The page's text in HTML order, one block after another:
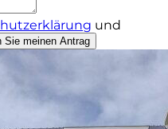
und
Sie meinen Antrag